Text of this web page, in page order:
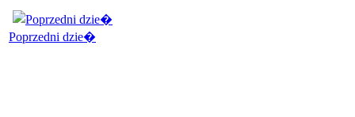
Poprzedni dzie�